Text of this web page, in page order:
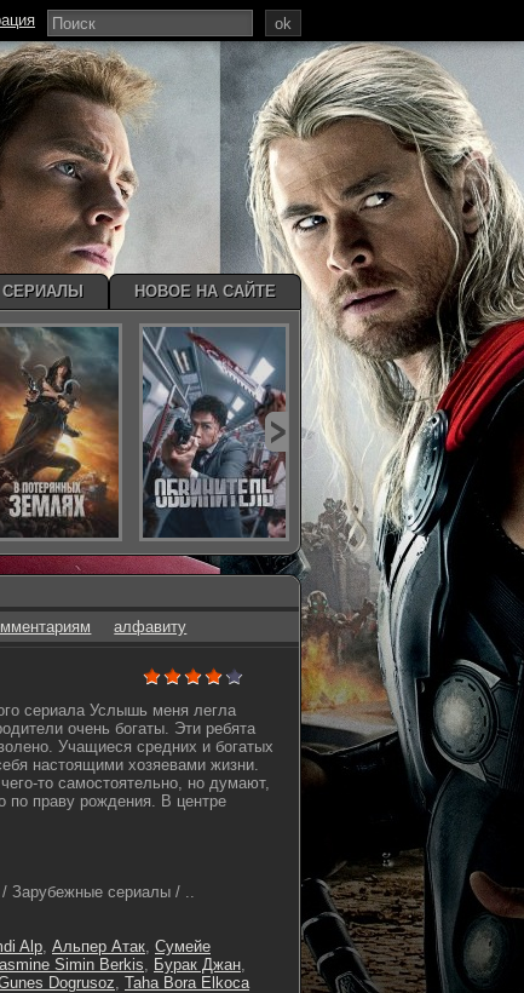
алфавиту
сериала Услышь меня легла
очень богаты. Эти ребята
Учащиеся средних и богатых
настоящими хозяевами жизни.
то самостоятельно, но думают,
по праву рождения. В центре
Зарубежные сериалы / ..
Alp, Альпер Атак, Сумейе
Simin Berkis, Бурак Джан,
Dogrusoz, Taha Bora Elkoca
ok
СЕРИАЛЫ НОВОЕ НА САЙТЕ